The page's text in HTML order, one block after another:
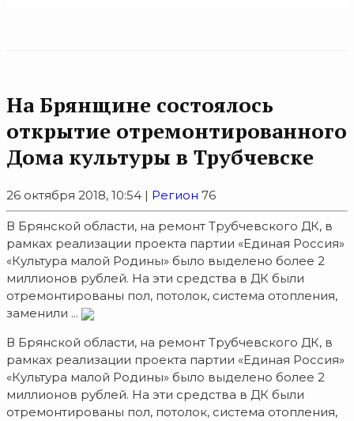
На Брянщине состоялось
открытие отремонтированного
Дома культуры в Трубчевске
26 октября 2018, 10:54 | Регион 76
В Брянской области, на ремонт Трубчевского ДК, в
рамках реализации проекта партии «Единая Россия»
«Культура малой Родины» было выделено более 2
миллионов рублей. На эти средства в ДК были
отремонтированы пол, потолок, система отопления,
заменили ...
В Брянской области, на ремонт Трубчевского ДК, в
рамках реализации проекта партии «Единая Россия»
«Культура малой Родины» было выделено более 2
миллионов рублей. На эти средства в ДК были
отремонтированы пол, потолок, система отопления,